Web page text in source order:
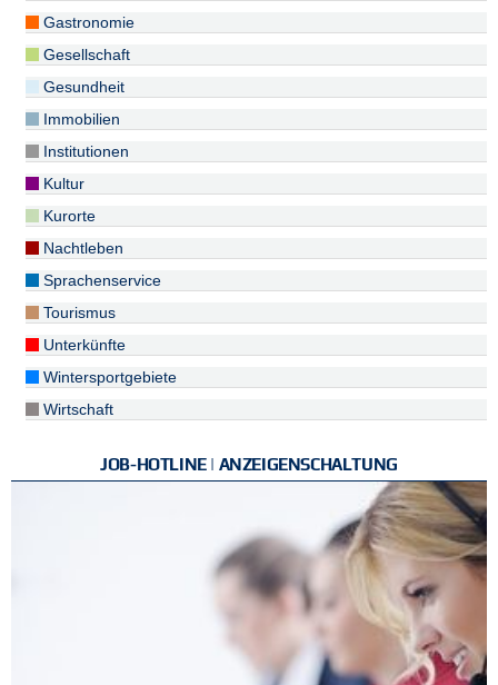
Gastronomie
Gesellschaft
Gesundheit
Immobilien
Institutionen
Kultur
Kurorte
Nachtleben
Sprachenservice
Tourismus
Unterkünfte
Wintersportgebiete
Wirtschaft
JOB-HOTLINE | ANZEIGENSCHALTUNG